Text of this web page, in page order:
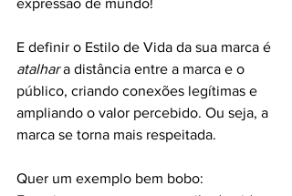
expressão de mundo!
E definir o Estilo de Vida da sua marca é
atalhar a distância entre a marca e o
público, criando conexões legítimas e
ampliando o valor percebido. Ou seja, a
marca se torna mais respeitada.
Quer um exemplo bem bobo: